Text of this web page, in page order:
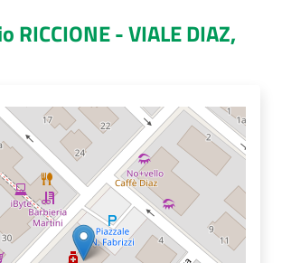
RICCIONE - VIALE DIAZ,